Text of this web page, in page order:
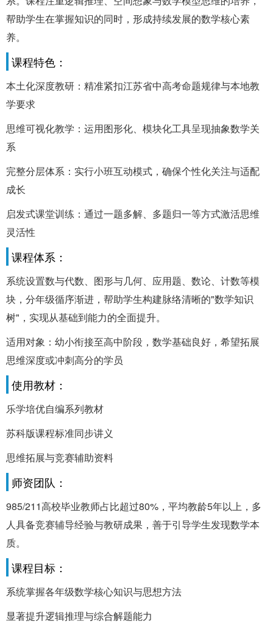
帮助学生在掌握知识的同时，形成持续发展的数学核心素
养。
课程特色：
本土化深度教研：精准紧扣江苏省中高考命题规律与本地教
学要求
思维可视化教学：运用图形化、模块化工具呈现抽象数学关
系
完整分层体系：实行小班互动模式，确保个性化关注与适配
成长
启发式课堂训练：通过一题多解、多题归一等方式激活思维
灵活性
课程体系：
系统设置数与代数、图形与几何、应用题、数论、计数等模
块，分年级循序渐进，帮助学生构建脉络清晰的"数学知识
树"，实现从基础到能力的全面提升。
适用对象：幼小衔接至高中阶段，数学基础良好，希望拓展
思维深度或冲刺高分的学员
使用教材：
乐学培优自编系列教材
苏科版课程标准同步讲义
思维拓展与竞赛辅助资料
师资团队：
985/211高校毕业教师占比超过80%，平均教龄5年以上，多
人具备竞赛辅导经验与教研成果，善于引导学生发现数学本
质。
课程目标：
系统掌握各年级数学核心知识与思想方法
显著提升逻辑推理与综合解题能力